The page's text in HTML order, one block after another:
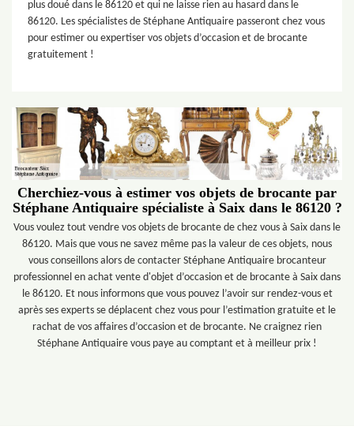
plus doué dans le 86120 et qui ne laisse rien au hasard dans le
86120. Les spécialistes de Stéphane Antiquaire passeront chez vous
pour estimer ou expertiser vos objets d’occasion et de brocante
gratuitement !
Cherchiez-vous à estimer vos objets de brocante par
Stéphane Antiquaire spécialiste à Saix dans le 86120 ?
Vous voulez tout vendre vos objets de brocante de chez vous à Saix dans le
86120. Mais que vous ne savez même pas la valeur de ces objets, nous
vous conseillons alors de contacter Stéphane Antiquaire brocanteur
professionnel en achat vente d'objet d’occasion et de brocante à Saix dans
le 86120. Et nous informons que vous pouvez l’avoir sur rendez-vous et
après ses experts se déplacent chez vous pour l’estimation gratuite et le
rachat de vos affaires d’occasion et de brocante. Ne craignez rien
Stéphane Antiquaire vous paye au comptant et à meilleur prix !